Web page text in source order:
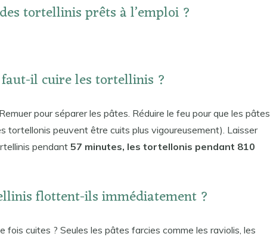
tortellinis prêts à l’emploi ?
il cuire les tortellinis ?
pour séparer les pâtes. Réduire le feu pour que les pâtes
tortellonis peuvent être cuits plus vigoureusement). Laisser
pendant 57 minutes, les tortellonis pendant 810
flottent-ils immédiatement ?
cuites ? Seules les pâtes farcies comme les raviolis, les